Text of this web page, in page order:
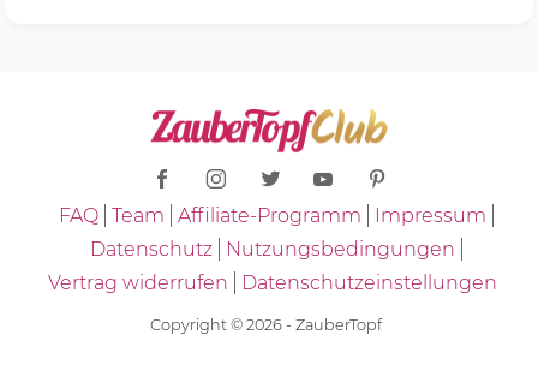
FAQ Team Affiliate-Programm
Impressum
Datenschutz
Nutzungsbedingungen
Vertrag widerrufen
Datenschutzeinstellungen
Copyright © 2026 - ZauberTopf